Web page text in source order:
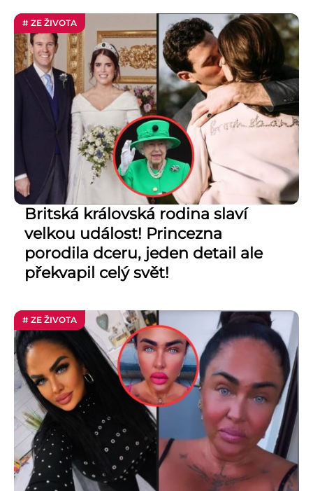
# ZE ŽIVOTA
Britská královská rodina slaví
velkou událost! Princezna
porodila dceru, jeden detail ale
překvapil celý svět!
# ZE ŽIVOTA